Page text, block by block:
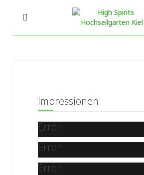
Impressionen
Error
Error
Error